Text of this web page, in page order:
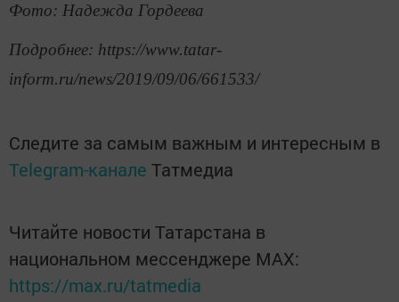
Фото: Надежда Гордеева
Подробнее: https://www.tatar-
inform.ru/news/2019/09/06/661533/
Следите за самым важным и интересным в
Telegram-канале Татмедиа
Читайте новости Татарстана в
национальном мессенджере MАХ:
https://max.ru/tatmedia